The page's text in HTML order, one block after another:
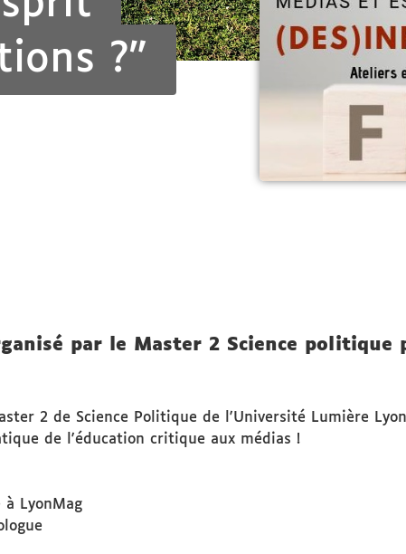
?"
par le Master 2 Science politique
2 de Science Politique de l'Université Lumière Lyon
de l'éducation critique aux médias !
LyonMag